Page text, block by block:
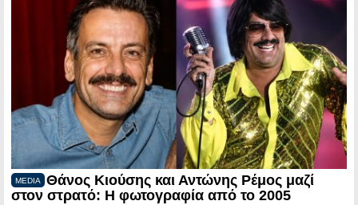
MEDIA
Θάνος Κιούσης και Αντώνης Ρέμος μαζί
στον στρατό: Η φωτογραφία από το 2005